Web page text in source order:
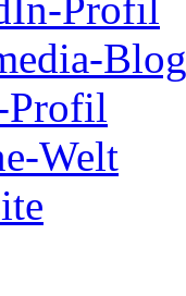
Blog
Profil
Welt